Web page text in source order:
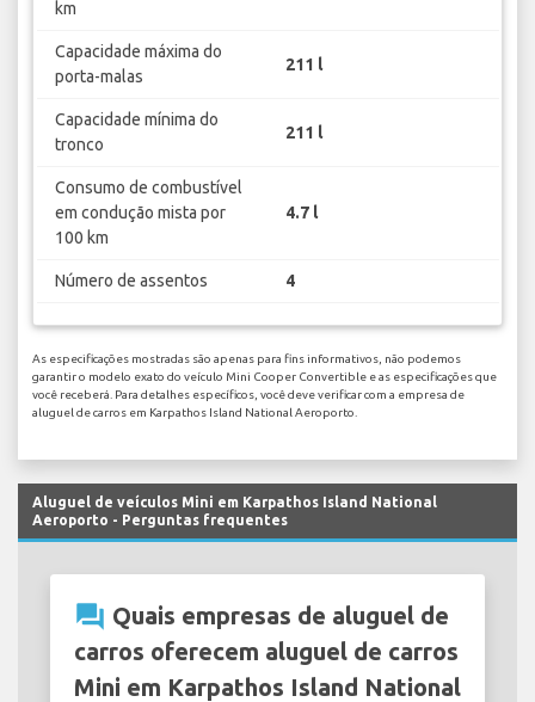
km
Capacidade máxima do
porta-malas
211 l
Capacidade mínima do
tronco
211 l
Consumo de combustível
em condução mista por
100 km
4.7 l
Número de assentos 4
As especificações mostradas são apenas para fins informativos, não podemos
garantir o modelo exato do veículo Mini Cooper Convertible e as especificações que
você receberá. Para detalhes específicos, você deve verificar com a empresa de
aluguel de carros em Karpathos Island National Aeroporto.
Aluguel de veículos Mini em Karpathos Island National
Aeroporto - Perguntas frequentes
question_answer Quais empresas de aluguel de
carros oferecem aluguel de carros
Mini em Karpathos Island National